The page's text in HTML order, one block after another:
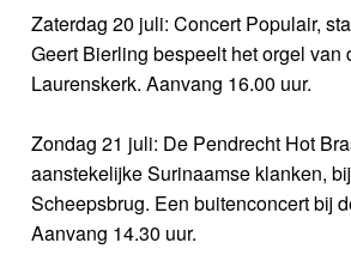
Zaterdag 20 juli: Concert Populair,
Geert Bierling bespeelt het orgel van
Laurenskerk. Aanvang 16.00 uur.
Zondag 21 juli: De Pendrecht Hot
aanstekelijke Surinaamse klanken,
Scheepsbrug. Een buitenconcert bij
Aanvang 14.30 uur.